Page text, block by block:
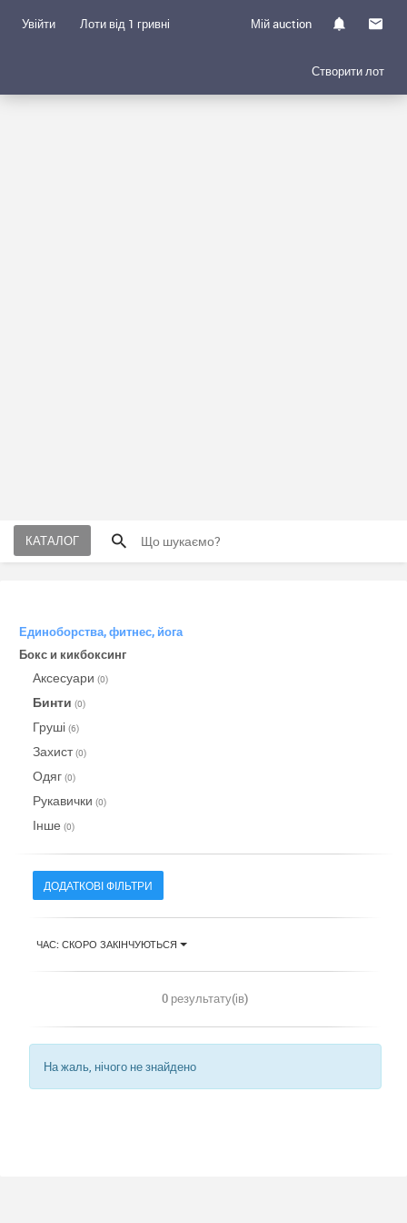
Увійти Лоти від 1 гривні Мій auction
Створити лот
КАТАЛОГ
Единоборства, фитнес, йога
Бокс и кикбоксинг
Аксесуари (0)
Бинти (0)
Груші (6)
Захист(0)
Одяг (0)
Рукавички (0)
Інше (0)
ДОДАТКОВІ ФІЛЬТРИ
ЧАС: СКОРО ЗАКІНЧУЮТЬСЯ
0 результату(ів)
На жаль, нічого не знайдено